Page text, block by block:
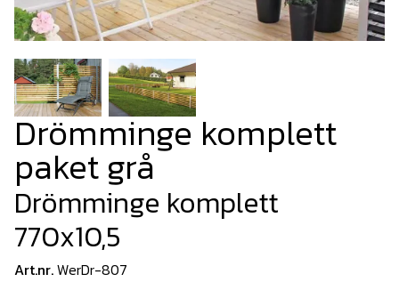
Drömminge komplett
paket grå
Drömminge komplett
770x10,5
Art.nr.WerDr-807